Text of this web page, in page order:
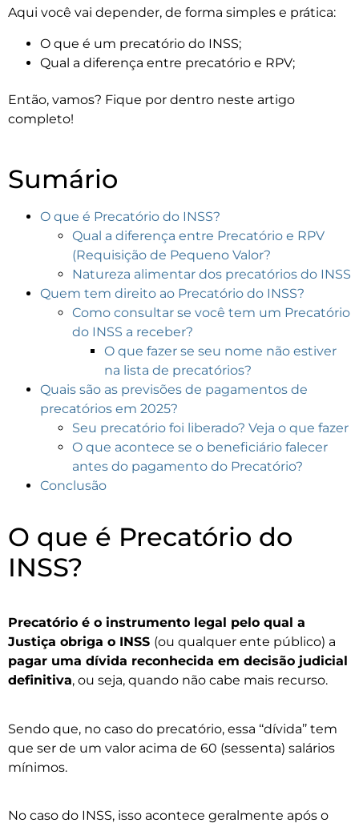
Aqui você vai depender, de forma simples e prática:
O que é um precatório do INSS;
Qual a diferença entre precatório e RPV;
Então, vamos? Fique por dentro neste artigo
completo!
Sumário
O que é Precatório do INSS?
Qual a diferença entre Precatório e RPV
(Requisição de Pequeno Valor?
Natureza alimentar dos precatórios do INSS
Quem tem direito ao Precatório do INSS?
Como consultar se você tem um Precatório
do INSS a receber?
O que fazer se seu nome não estiver
na lista de precatórios?
Quais são as previsões de pagamentos de
precatórios em 2025?
Seu precatório foi liberado? Veja o que fazer
O que acontece se o beneficiário falecer
antes do pagamento do Precatório?
Conclusão
O que é Precatório do
INSS?
Precatório é o instrumento legal pelo qual a
Justiça obriga o INSS (ou qualquer ente público) a
pagar uma dívida reconhecida em decisão judicial
definitiva, ou seja, quando não cabe mais recurso.
Sendo que, no caso do precatório, essa ‘‘dívida’’ tem
que ser de um valor acima de 60 (sessenta) salários
mínimos.
No caso do INSS, isso acontece geralmente após o